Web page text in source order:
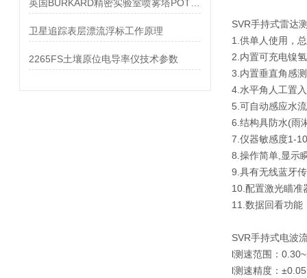
卫星追踪表层漂流浮标工作原理
2265FS土壤原位电导率仪技术参数
SVR手持式雷达
1.供单人使用，
2.内置可充电镍
3.内置垂直角感
4.水平角人工置
5.可自动感应水
6.结构具防水(雨
7.仪器敏感度1-
8.操作简单,显示
9.具有无线蓝牙
10.配置激光瞄准
11.数据回看功能
SVR手持式电波
l测速范围：
l测速精度：